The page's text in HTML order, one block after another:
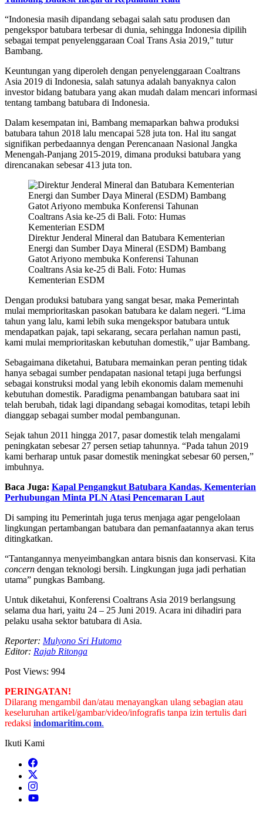
“Indonesia masih dipandang sebagai salah satu produsen dan
pengekspor batubara terbesar di dunia, sehingga Indonesia dipilih
sebagai tempat penyelenggaraan Coal Trans Asia 2019,” tutur
Bambang.
Keuntungan yang diperoleh dengan penyelenggaraan Coaltrans
Asia 2019 di Indonesia, salah satunya adalah banyaknya calon
investor bidang batubara yang akan mudah dalam mencari informasi
tentang tambang batubara di Indonesia.
Dalam kesempatan ini, Bambang memaparkan bahwa produksi
batubara tahun 2018 lalu mencapai 528 juta ton. Hal itu sangat
signifikan perbedaannya dengan Perencanaan Nasional Jangka
Menengah-Panjang 2015-2019, dimana produksi batubara yang
direncanakan sebesar 413 juta ton.
Direktur Jenderal Mineral dan Batubara Kementerian
Energi dan Sumber Daya Mineral (ESDM) Bambang
Gatot Ariyono membuka Konferensi Tahunan
Coaltrans Asia ke-25 di Bali. Foto: Humas
Kementerian ESDM
Dengan produksi batubara yang sangat besar, maka Pemerintah
mulai memprioritaskan pasokan batubara ke dalam negeri. “Lima
tahun yang lalu, kami lebih suka mengekspor batubara untuk
mendapatkan pajak, tapi sekarang, secara perlahan namun pasti,
kami mulai memprioritaskan kebutuhan domestik,” ujar Bambang.
Sebagaimana diketahui, Batubara memainkan peran penting tidak
hanya sebagai sumber pendapatan nasional tetapi juga berfungsi
sebagai konstruksi modal yang lebih ekonomis dalam memenuhi
kebutuhan domestik. Paradigma penambangan batubara saat ini
telah berubah, tidak lagi dipandang sebagai komoditas, tetapi lebih
dianggap sebagai sumber modal pembangunan.
Sejak tahun 2011 hingga 2017, pasar domestik telah mengalami
peningkatan sebesar 27 persen setiap tahunnya. “Pada tahun 2019
kami berharap untuk pasar domestik meningkat sebesar 60 persen,”
imbuhnya.
Baca Juga: Kapal Pengangkut Batubara Kandas, Kementerian
Perhubungan Minta PLN Atasi Pencemaran Laut
Di samping itu Pemerintah juga terus menjaga agar pengelolaan
lingkungan pertambangan batubara dan pemanfaatannya akan terus
ditingkatkan.
“Tantangannya menyeimbangkan antara bisnis dan konservasi. Kita
concern dengan teknologi bersih. Lingkungan juga jadi perhatian
utama” pungkas Bambang.
Untuk diketahui, Konferensi Coaltrans Asia 2019 berlangsung
selama dua hari, yaitu 24 – 25 Juni 2019. Acara ini dihadiri para
pelaku usaha sektor batubara di Asia.
Reporter: Mulyono Sri Hutomo
Editor: Rajab Ritonga
Post Views: 994
PERINGATAN!
Dilarang mengambil dan/atau menayangkan ulang sebagian atau
keseluruhan artikel/gambar/video/infografis tanpa izin tertulis dari
redaksi indomaritim.com.
Ikuti Kami